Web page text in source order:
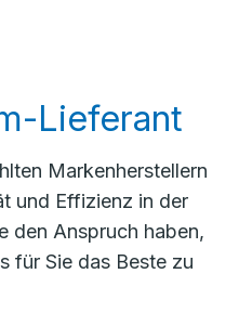
Lieferant
Markenherstellern
und Effizienz in der
den Anspruch haben,
für Sie das Beste zu